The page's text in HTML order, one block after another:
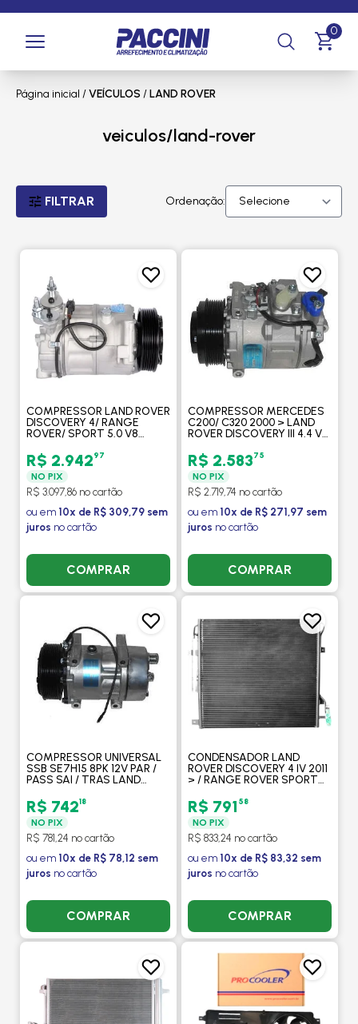
0
Página inicial /VEÍCULOS /LAND ROVER
veiculos/land-rover
FILTRAR Ordenação:
COMPRESSOR LAND ROVER
DISCOVERY 4/ RANGE
ROVER/ SPORT 5.0 V8
XF/ XJ/ XK 5.0 2009 > -
PROCOOLER
R$ 2.94297
NO PIX
R$ 3.097,86 no cartão
ou em 10x de R$ 309,79 sem
juros no cartão
COMPRAR
COMPRESSOR MERCEDES
C200/ C320 2000 > LAND
ROVER DISCOVERY III 4.4 V8
2002 A 2010/ PORSCHE
PANAMERA - PROCOOLER
R$ 2.58375
NO PIX
R$ 2.719,74 no cartão
ou em 10x de R$ 271,97 sem
juros no cartão
COMPRAR
COMPRESSOR UNIVERSAL
SSB SE7H15 8PK 12V PAR /
PASS SAI / TRAS LAND
PROCOOLER
R$ 74218
NO PIX
R$ 781,24 no cartão
ou em 10x de R$ 78,12 sem
juros no cartão
COMPRAR
CONDENSADOR LAND
ROVER DISCOVERY 4 IV 2011
> / RANGE ROVER SPORT
GASOLINA - PROCOOLER
R$ 791 58
NO PIX
R$ 833,24 no cartão
ou em 10x de R$ 83,32 sem
juros no cartão
COMPRAR